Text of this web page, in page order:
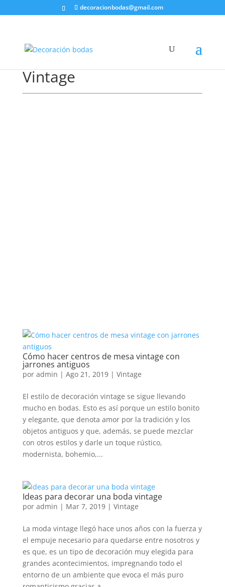
decoracionbodas@gmail.com
Vintage
Cómo hacer centros de mesa vintage con
jarrones antiguos
por admin | Ago 21, 2019| Vintage
El estilo de decoración vintage se sigue llevando
mucho en bodas. Esto es así porque un estilo bonito
y elegante, que denota amor por la tradición y los
objetos antiguos y que, además, se puede mezclar
con otros estilos y darle un toque rústico,
modernista, bohemio,...
Ideas para decorar una boda vintage
por admin | Mar 7, 2019| Vintage
La moda vintage llegó hace unos años con la fuerza y
el empuje necesario para quedarse entre nosotros y
es que, es un tipo de decoración muy elegida para
grandes acontecimientos, impregnando todo el
entorno de un ambiente que evoca el más puro